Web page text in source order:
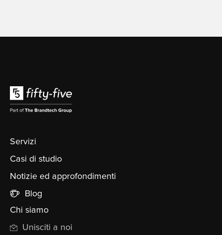
Servizi
Casi di studio
Notizie ed approfondimenti
Blog
Chi siamo
Unisciti a noi